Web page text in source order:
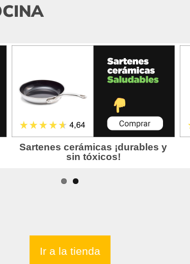
Ir a la tienda